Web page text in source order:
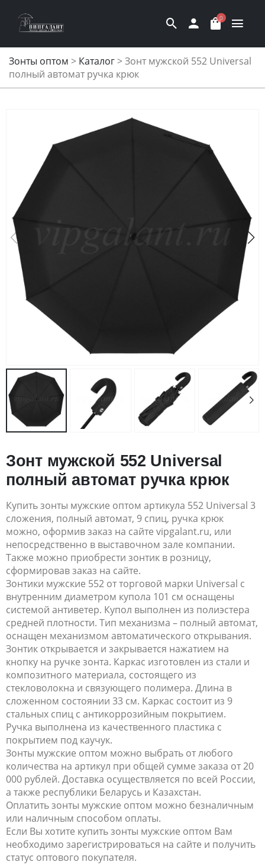
0
Зонты оптом > Каталог>Зонт мужской 552 Universal
полный автомат ручка крюк
Зонт мужской 552 Universal
полный автомат ручка крюк
Купить зонты мужские оптом артикула 552 Universal 3
сложения, полный автомат, 9 спиц, ручка крюк
можно, оформив заказ на сайте vipgalant.ru, или
непосредственно в выставочном зале компании.
Также можно приобрести зонтик в розницу,
сформировав заказ на сайте.
Зонтики мужские 552 от торговой марки Universal с
внутренним диаметром купола 101 см оснащены
системой антиветер. Купол выполнен из полиэстера
средней плотности. Тип механизма – полный автомат,
оснащен механизмом автоматического открывания.
Зонтик открывается и закрывается нажатием на
кнопку на ручке зонта. Каркас изготовлен из стали и
композитного материала, состоящего из
стекловолокна и связующего полимера. Длина в
сложенном состоянии 33 см. Каркас состоит из 9
стальных спиц с антикоррозийным покрытием.
Ручка выполнена из качественного пластика с
покрытием под каучук.
Зонты мужские оптом можно выбрать от любого
количества на артикул при общей сумме заказа от 20
000 рублей. Доставка осуществляется по всей России,
а также республики Беларусь и Казахстан.
Оплатить зонты мужские оптом можно безналичным
или наличным способом оплаты.
Если Вы хотите купить зонты мужские оптом Вам
необходимо зарегистрироваться на сайте и получить
статус оптового покупателя.